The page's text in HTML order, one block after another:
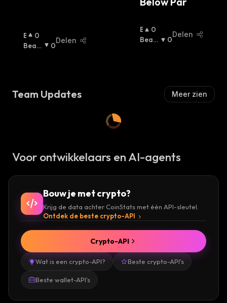
B
U
:
0
Beari
0
Delen
B
U
0
Beari
0
Delen
Team Updates Meer zien
Voor ontwikkelaars en AI-agents
Bouw je met crypto?
Krijg de data achter CoinStats met één API-sleutel.
Ontdek de beste crypto-API
Wat is een crypto-API? Beste crypto-API's
Beste wallet-API's
Crypto-API